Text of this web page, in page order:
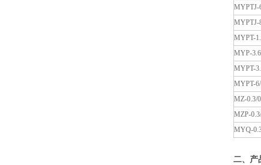
MYPTJ-
MYPTJ-
MYPT-
MYP-
MYPT-
MYPT-
MZ-0.3/
MZP-
MYQ-
二、产